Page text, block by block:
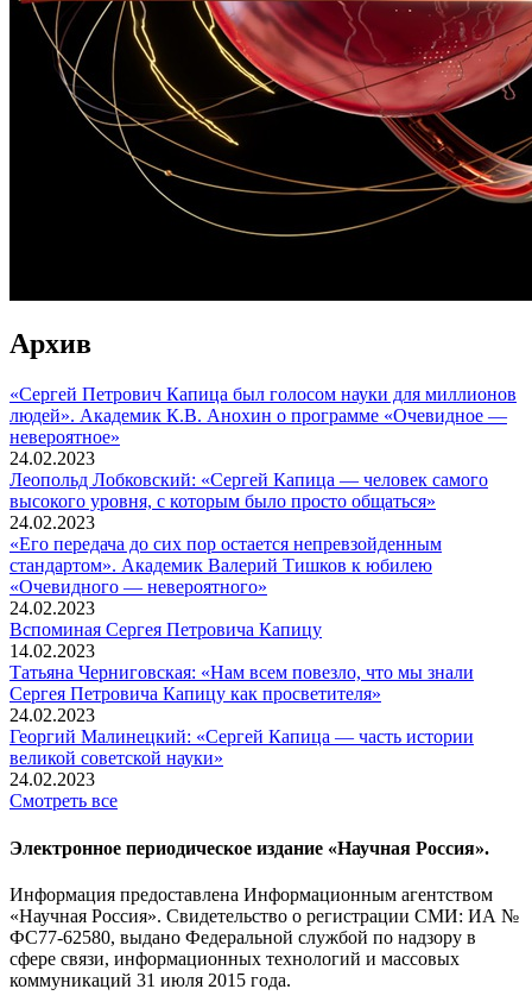
Архив
«Сергей Петрович Капица был голосом науки для миллионов
людей». Академик К.В. Анохин о программе «Очевидное —
невероятное»
24.02.2023
Леопольд Лобковский: «Сергей Капица — человек самого
высокого уровня, с которым было просто общаться»
24.02.2023
«Его передача до сих пор остается непревзойденным
стандартом». Академик Валерий Тишков к юбилею
«Очевидного — невероятного»
24.02.2023
Вспоминaя Сергея Петровича Капицу
14.02.2023
Татьяна Черниговская: «Нам всем повезло, что мы знали
Сергея Петровича Капицу как просветителя»
24.02.2023
Георгий Малинецкий: «Сергей Капица — часть истории
великой советской науки»
24.02.2023
Смотреть все
Электронное периодическое издание «Научная Россия».
Информация предоставлена Информационным агентством
«Научная Россия». Свидетельство о регистрации СМИ: ИА №
ФС77-62580, выдано Федеральной службой по надзору в
сфере связи, информационных технологий и массовых
коммуникаций 31 июля 2015 года.